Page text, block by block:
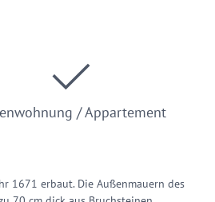
/ Appartement
1671 erbaut. Die Außenmauern des